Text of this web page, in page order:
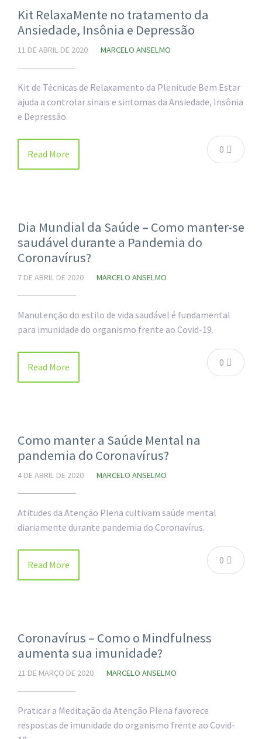
Kit RelaxaMente no tratamento da
Ansiedade, Insônia e Depressão
11 DE ABRIL DE 2020 MARCELO ANSELMO
Kit de Técnicas de Relaxamento da Plenitude Bem Estar
ajuda a controlar sinais e sintomas da Ansiedade, Insônia
e Depressão.
0
Read More
Dia Mundial da Saúde – Como manter-se
saudável durante a Pandemia do
Coronavírus?
7 DE ABRIL DE 2020 MARCELO ANSELMO
Manutenção do estilo de vida saudável é fundamental
para imunidade do organismo frente ao Covid-19.
0
Read More
Como manter a Saúde Mental na
pandemia do Coronavírus?
4 DE ABRIL DE 2020 MARCELO ANSELMO
Atitudes da Atenção Plena cultivam saúde mental
diariamente durante pandemia do Coronavírus.
0
Read More
Coronavírus – Como o Mindfulness
aumenta sua imunidade?
21 DE MARÇO DE 2020 MARCELO ANSELMO
Praticar a Meditação da Atenção Plena favorece
respostas de imunidade do organismo frente ao Covid-